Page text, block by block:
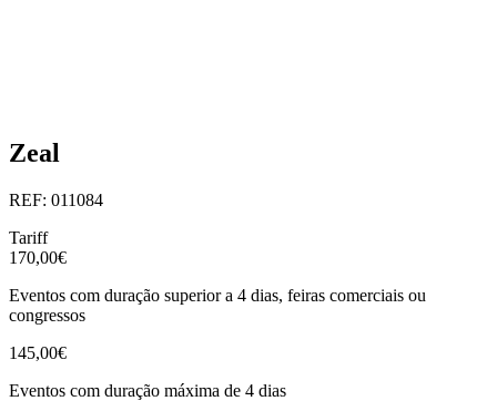
Zeal
REF: 011084
Tariff
170,00€
Eventos com duração superior a 4 dias, feiras comerciais ou
congressos
145,00€
Eventos com duração máxima de 4 dias